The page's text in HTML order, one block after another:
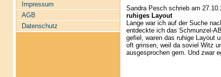
Impressum
AGB
Datenschutz
Sandra Pesch schrieb am
ruhiges Layout
Lange war ich auf der Suche
entdeckte ich das Schmunzel-
gefiel, waren das ruhige Layout
oft grinsen, weil da soviel Witz
ausgesprochen gern. Und zwar